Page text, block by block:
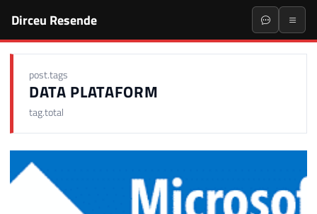
Dirceu Resende
post.tags
DATA PLATAFORM
tag.total